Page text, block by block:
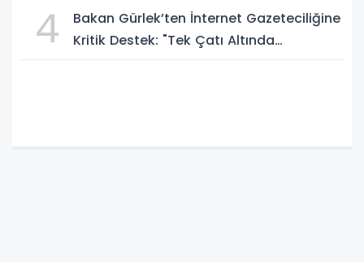
4
Bakan Gürlek’ten İnternet Gazeteciliğine
Kritik Destek: "Tek Çatı Altında